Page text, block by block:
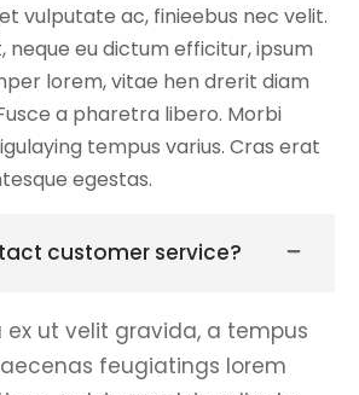
vulputate ac, finieebus nec velit.
neque eu dictum efficitur, ipsum
lorem, vitae hen drerit diam
a pharetra libero. Morbi
tempus varius. Cras erat
egestas.
customer service?
ex ut velit gravida, a tempus
feugiatings lorem